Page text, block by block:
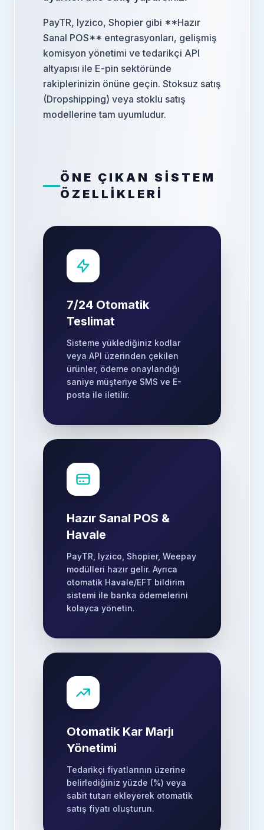
PayTR, Iyzico, Shopier gibi **Hazır
Sanal POS** entegrasyonları, gelişmiş
komisyon yönetimi ve tedarikçi API
altyapısı ile E-pin sektöründe
rakiplerinizin önüne geçin. Stoksuz satış
(Dropshipping) veya stoklu satış
modellerine tam uyumludur.
ÖNE ÇIKAN SİSTEM
ÖZELLİKLERİ
7/24 Otomatik
Teslimat
Sisteme yüklediğiniz kodlar
veya API üzerinden çekilen
ürünler, ödeme onaylandığı
saniye müşteriye SMS ve E-
posta ile iletilir.
Hazır Sanal POS &
Havale
PayTR, Iyzico, Shopier, Weepay
modülleri hazır gelir. Ayrıca
otomatik Havale/EFT bildirim
sistemi ile banka ödemelerini
kolayca yönetin.
Otomatik Kar Marjı
Yönetimi
Tedarikçi fiyatlarının üzerine
belirlediğiniz yüzde (%) veya
sabit tutarı ekleyerek otomatik
satış fiyatı oluşturun.